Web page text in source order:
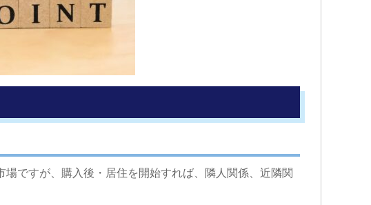
ですが、購入後・居住を開始すれば、隣人関係、近隣関